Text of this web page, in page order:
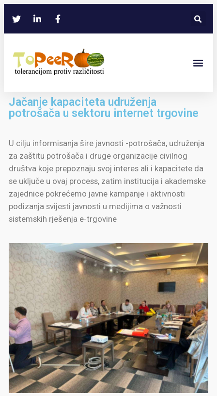
Jačanje kapaciteta udruženja
potrošača u sektoru internet trgovine
U cilju informisanja šire javnosti -potrošača, udruženja
za zaštitu potrošača i druge organizacije civilnog
društva koje prepoznaju svoj interes ali i kapacitete da
se uključe u ovaj process, zatim institucija i akademske
zajednice pokrećemo javne kampanje i aktivnosti
podizanja svijesti javnosti u medijima o važnosti
sistemskih rješenja e-trgovine